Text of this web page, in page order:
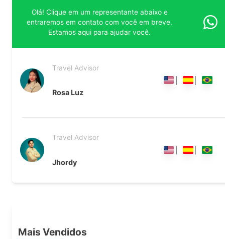
Olá! Clique em um representante abaixo e
entraremos em contato com você em breve.
Estamos aqui para ajudar você.
Travel Advisor
Rosa Luz
Travel Advisor
Jhordy
Mais Vendidos